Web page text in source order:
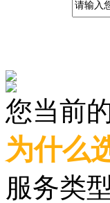
您当前
为什么
服务类